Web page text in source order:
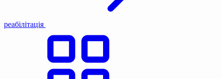
реабілітація